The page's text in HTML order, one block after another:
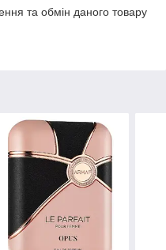
та обмін даного товару